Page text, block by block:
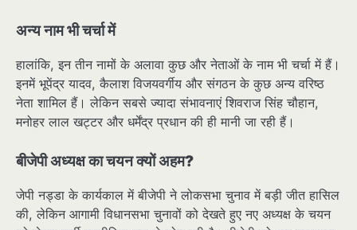
अन्य नाम भी चर्चा में
हालांकि, इन तीन नामों के अलावा कुछ और नेताओं के नाम भी चर्चा में हैं।
इनमें भूपेंद्र यादव, कैलाश विजयवर्गीय और संगठन के कुछ अन्य वरिष्ठ
नेता शामिल हैं। लेकिन सबसे ज्यादा संभावनाएं शिवराज सिंह चौहान,
मनोहर लाल खट्टर और धर्मेंद्र प्रधान की ही मानी जा रही हैं।
बीजेपी अध्यक्ष का चयन क्यों अहम?
जेपी नड्डा के कार्यकाल में बीजेपी ने लोकसभा चुनाव में बड़ी जीत हासिल
की, लेकिन आगामी विधानसभा चुनावों को देखते हुए नए अध्यक्ष के चयन